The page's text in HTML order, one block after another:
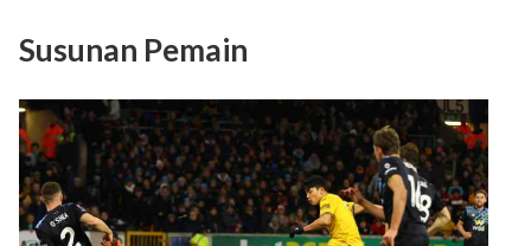
Susunan Pemain